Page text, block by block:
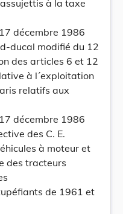
à la taxe
décembre 1986
ducal modifié du 12
des articles 6 et 12
à l´exploitation
relatifs aux
décembre 1986
des C. E.
à moteur et
des tracteurs
de 1961 et